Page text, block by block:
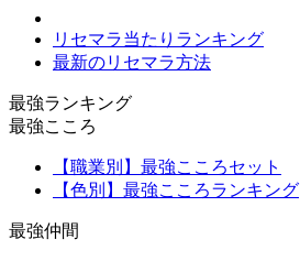
リセマラ当たりランキング
最新のリセマラ方法
最強ランキング
最強こころ
【職業別】最強こころセット
【色別】最強こころランキング
最強仲間